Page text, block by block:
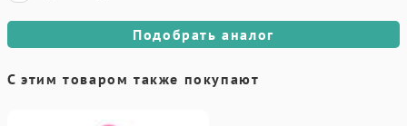
Подобрать аналог
С этим товаром также покупают